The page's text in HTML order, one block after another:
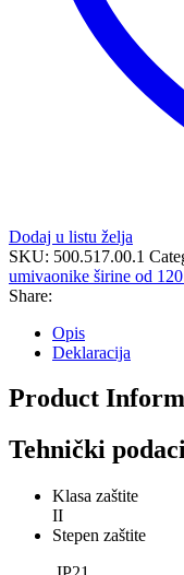
Dodaj u listu želja
SKU: 500.517.00.1
umivaonike širine od
Share:
Opis
Deklaracija
Product
Tehnički
Klasa zaštite
II
Stepen zaštite